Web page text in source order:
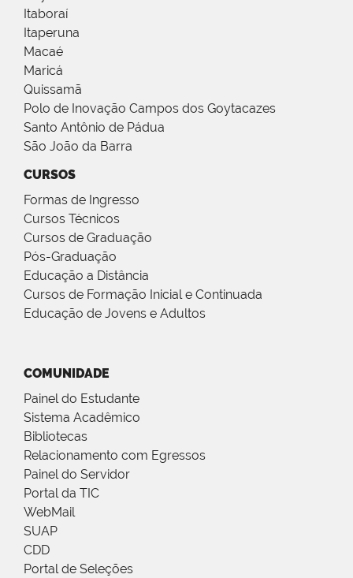
Itaboraí
Itaperuna
Macaé
Maricá
Quissamã
Polo de Inovação Campos dos Goytacazes
Santo Antônio de Pádua
São João da Barra
CURSOS
Formas de Ingresso
Cursos Técnicos
Cursos de Graduação
Pós-Graduação
Educação a Distância
Cursos de Formação Inicial e Continuada
Educação de Jovens e Adultos
COMUNIDADE
Painel do Estudante
Sistema Acadêmico
Bibliotecas
Relacionamento com Egressos
Painel do Servidor
Portal da TIC
WebMail
SUAP
CDD
Portal de Seleções